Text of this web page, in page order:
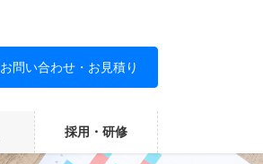
お問い合わせ・お見積り
採用・研修